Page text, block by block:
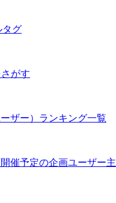
タグ
がす
ザー） ランキング一覧
開催予定の企画ユーザー主